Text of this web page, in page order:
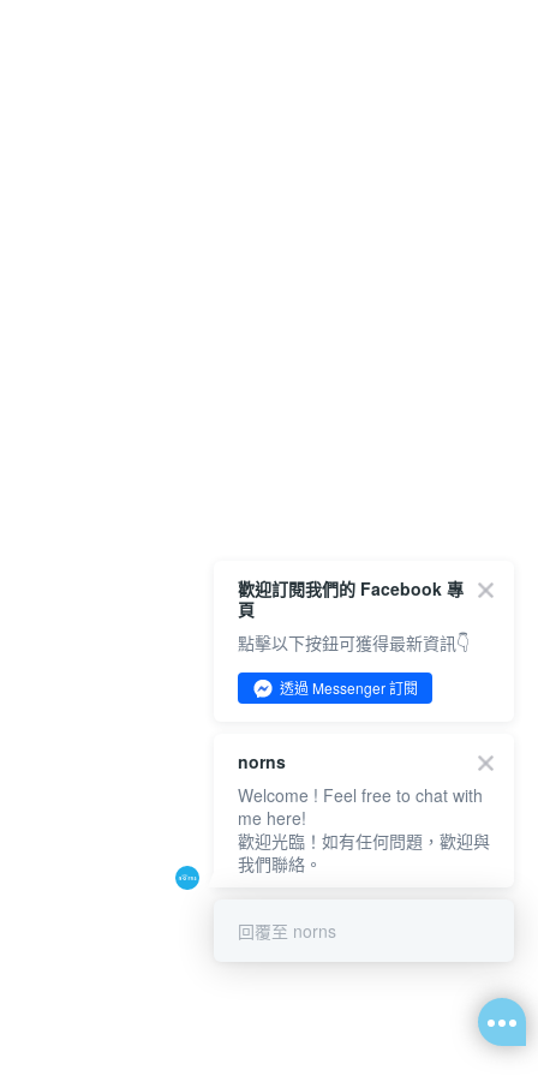
歡迎訂閱我們的 Facebook 專
頁
點擊以下按鈕可獲得最新資訊👇
透過 Messenger 訂閱
norns
Welcome ! Feel free to chat with
me here!
歡迎光臨！如有任何問題，歡迎與
我們聯絡。
回覆至 norns